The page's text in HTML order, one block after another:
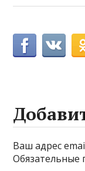
Ваш адрес